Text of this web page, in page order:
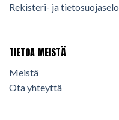
Rekisteri- ja
TIETOA MEISTÄ
Meistä
Ota yhteyttä